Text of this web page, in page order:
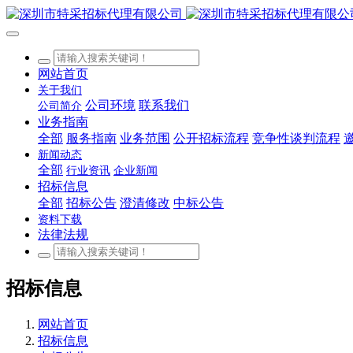
网站首页
关于我们
公司简介 公司环境 联系我们
业务指南
全部 服务指南 业务范围 公开招标流程 竞争性谈判流程
新闻动态
全部 行业资讯 企业新闻
招标信息
全部 招标公告 澄清修改 中标公告
资料下载
法律法规
招标信息
网站首页
招标信息